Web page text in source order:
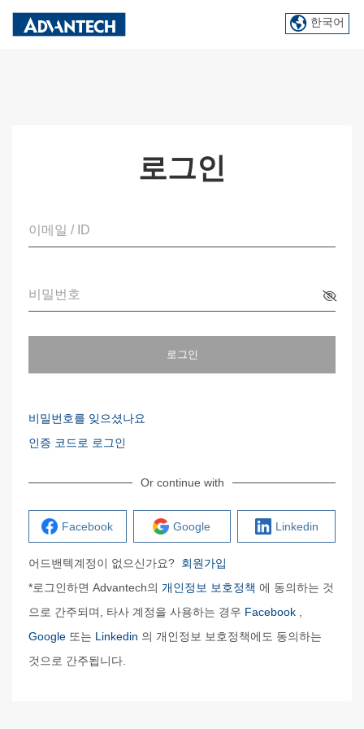
한국어
로그인
이메일 / ID
비밀번호
로그인
비밀번호를 잊으셨나요
인증 코드로 로그인
Or continue with
Facebook Google Linkedin
어드밴텍계정이 없으신가요? 회원가입
*로그인하면 Advantech의 개인정보 보호정책 에 동의하는 것
으로 간주되며, 타사 계정을 사용하는 경우 Facebook
Google 또는 Linkedin 의 개인정보 보호정책에도 동의하는
것으로 간주됩니다.